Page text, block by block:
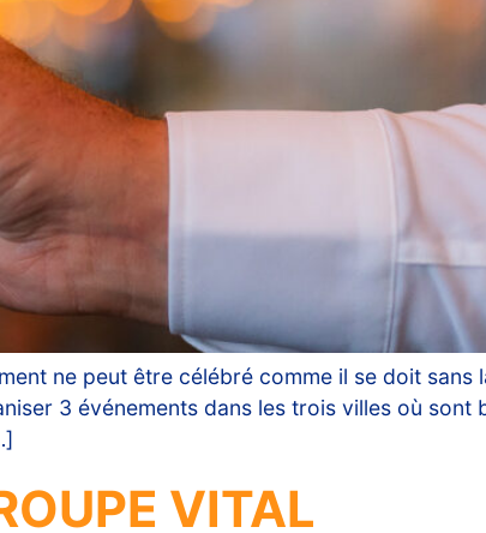
ne peut être célébré comme il se doit sans
3 événements dans les trois villes où sont
VITAL